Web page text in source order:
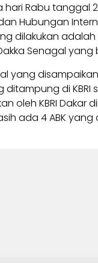
Rabu tanggal
Hubungan
dilakukan
Senagal yang
yang disampaikan
di KBRI
oleh KBRI Dakar
ada 4 ABK yang